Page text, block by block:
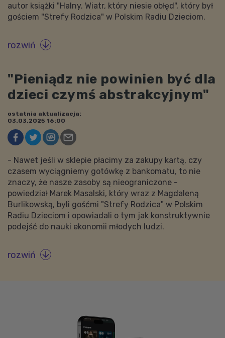
autor książki "Halny. Wiatr, który niesie obłęd", który był
gościem "Strefy Rodzica" w Polskim Radiu Dzieciom.
rozwiń 
"Pieniądz nie powinien być dla
dzieci czymś abstrakcyjnym"
ostatnia aktualizacja:
03.03.2025 16:00
- Nawet jeśli w sklepie płacimy za zakupy kartą, czy
czasem wyciągniemy gotówkę z bankomatu, to nie
znaczy, że nasze zasoby są nieograniczone -
powiedział Marek Masalski, który wraz z Magdaleną
Burlikowską, byli gośćmi "Strefy Rodzica" w Polskim
Radiu Dzieciom i opowiadali o tym jak konstruktywnie
podejść do nauki ekonomii młodych ludzi.
rozwiń 